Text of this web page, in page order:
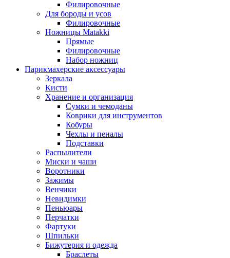
Филировочные
Для бороды и усов
Филировочные
Ножницы Matakki
Прямые
Филировочные
Набор ножниц
Парикмахерские аксессуары
Зеркала
Кисти
Хранение и организация
Сумки и чемоданы
Коврики для инструментов
Кобуры
Чехлы и пеналы
Подставки
Распылители
Миски и чаши
Воротники
Зажимы
Венчики
Невидимки
Пеньюары
Перчатки
Фартуки
Шпильки
Бижутерия и одежда
Браслеты